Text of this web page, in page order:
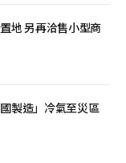
地 另再洽售小型商
製造」冷氣至災區